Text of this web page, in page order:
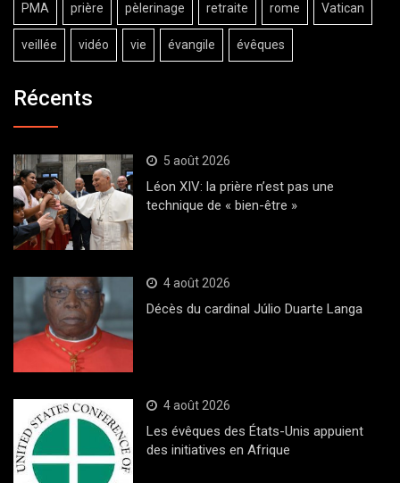
PMA prière pèlerinage retraite rome Vatican
veillée vidéo vie évangile évêques
Récents
5 août 2026
Léon XIV: la prière n’est pas une
technique de « bien-être »
4 août 2026
Décès du cardinal Júlio Duarte Langa
4 août 2026
Les évêques des États-Unis appuient
des initiatives en Afrique